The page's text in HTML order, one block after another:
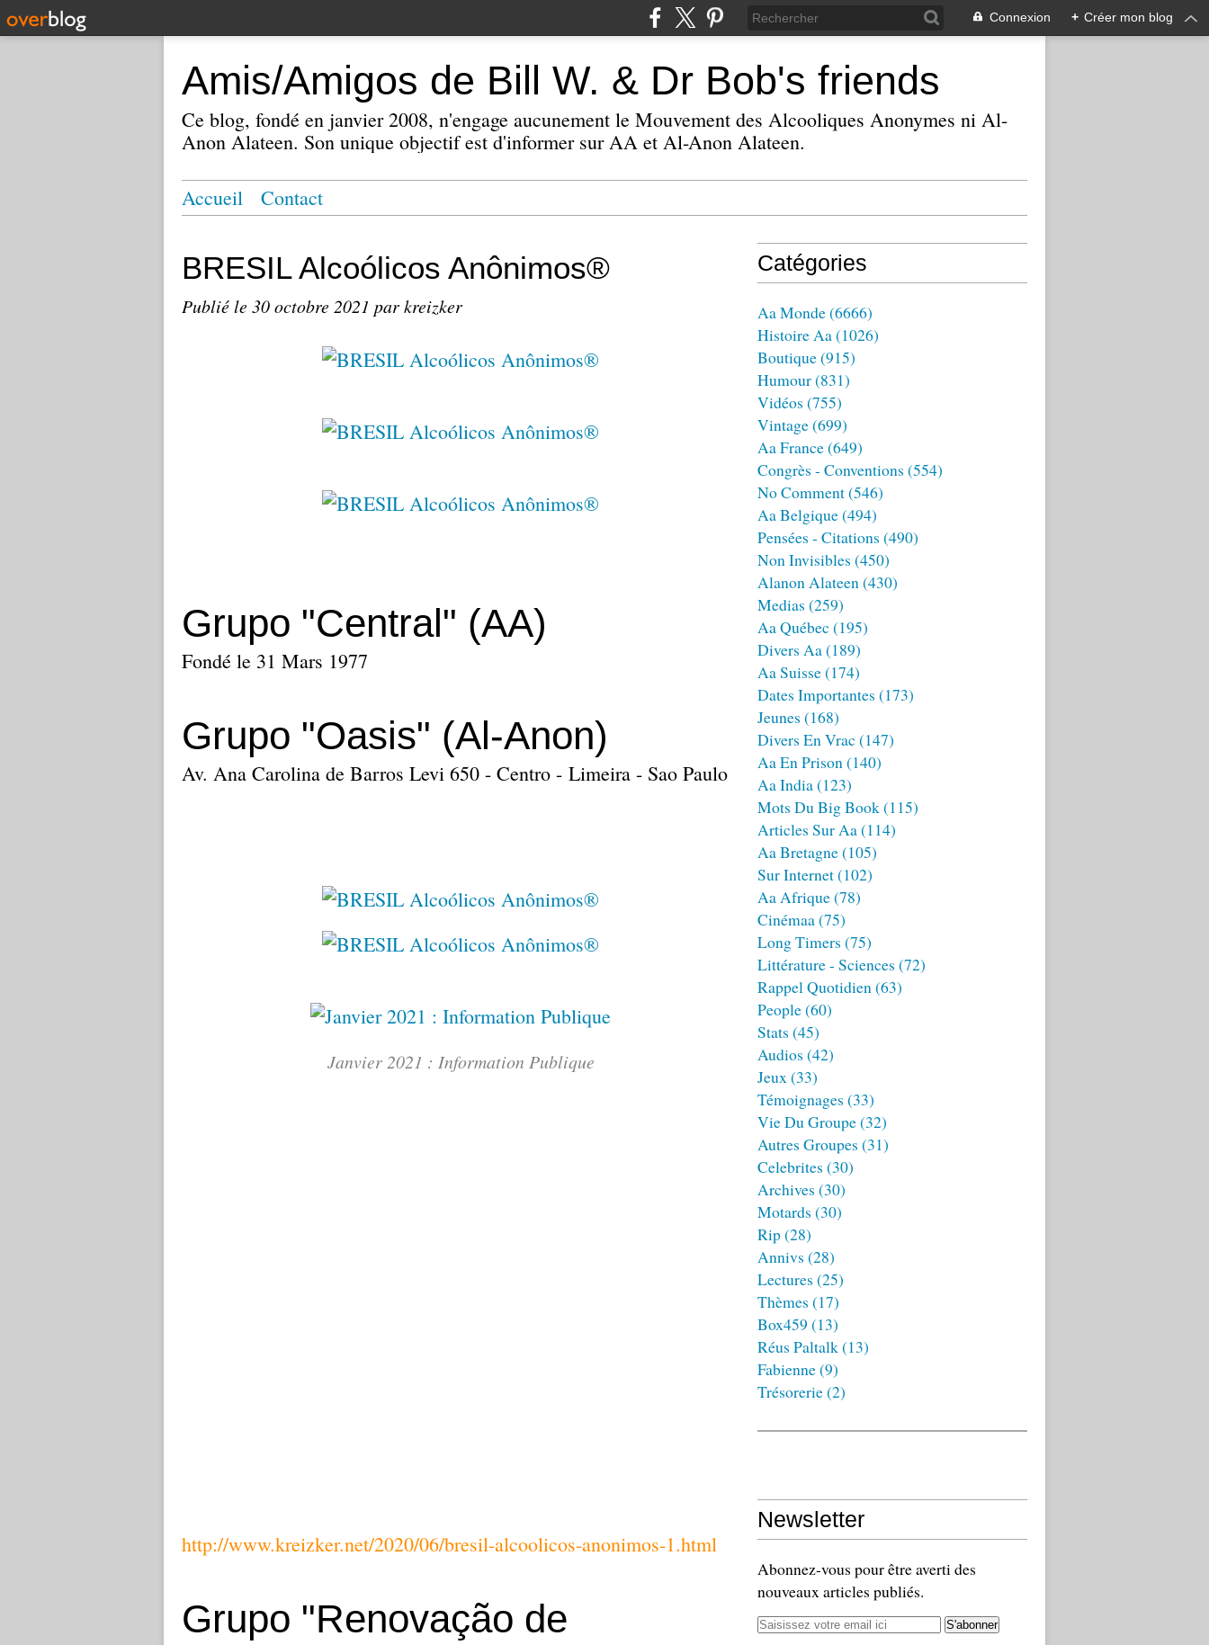
Connexion + Créer mon blog
Amis/Amigos de Bill W. & Dr Bob's friends
Ce blog, fondé en janvier 2008, n'engage aucunement le Mouvement des Alcooliques Anonymes ni Al-
Anon Alateen. Son unique objectif est d'informer sur AA et Al-Anon Alateen.
Accueil Contact
BRESIL Alcoólicos Anônimos®
Publié le 30 octobre 2021 par kreizker
Grupo "Central" (AA)
Fondé le 31 Mars 1977
Grupo "Oasis" (Al-Anon)
Av. Ana Carolina de Barros Levi 650 - Centro - Limeira - Sao Paulo
Janvier 2021 : Information Publique
http://www.kreizker.net/2020/06/bresil-alcoolicos-anonimos-1.html
Grupo "Renovação de
Catégories
Aa Monde(6666)
Histoire Aa(1026)
Boutique(915)
Humour(831)
Vidéos (755)
Vintage(699)
Aa France(649)
Congrès - Conventions (554)
No Comment(546)
Aa Belgique(494)
Pensées - Citations (490)
Non Invisibles (450)
Alanon Alateen(430)
Medias (259)
Aa Québec (195)
Divers Aa(189)
Aa Suisse(174)
Dates Importantes (173)
Jeunes (168)
Divers En Vrac (147)
Aa En Prison(140)
Aa India(123)
Mots Du Big Book(115)
Articles Sur Aa(114)
Aa Bretagne(105)
Sur Internet(102)
Aa Afrique(78)
Cinémaa(75)
Long Timers (75)
Littérature - Sciences (72)
Rappel Quotidien(63)
People(60)
Stats (45)
Audios (42)
Jeux(33)
Témoignages (33)
Vie Du Groupe(32)
Autres Groupes (31)
Celebrites (30)
Archives (30)
Motards (30)
Rip(28)
Annivs (28)
Lectures (25)
Thèmes (17)
Box459 (13)
Réus Paltalk(13)
Fabienne(9)
Trésorerie(2)
Newsletter
Abonnez-vous pour être averti des
nouveaux articles publiés.